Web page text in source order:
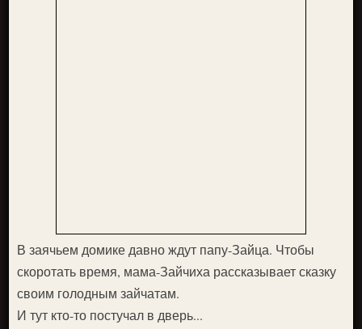
В заячьем домике давно ждут папу-Зайца. Чтобы
скоро­тать время, мама-Зайчиха рассказывает сказку
своим го­лодным зайчатам.
И тут кто-то постучал в дверь...